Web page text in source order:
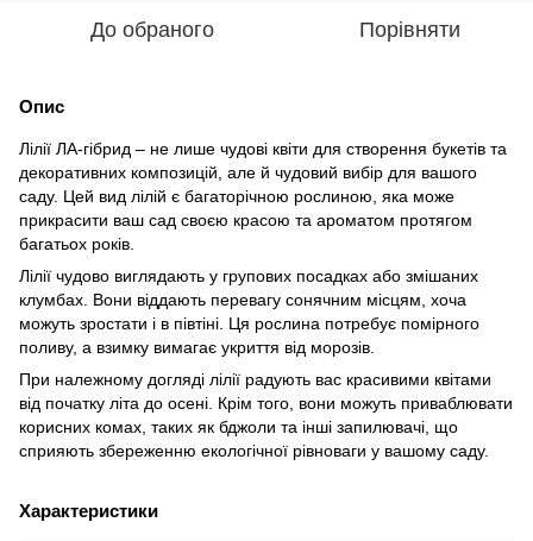
До обраного Порівняти
Опис
Лілії ЛА-гібрид – не лише чудові квіти для створення букетів та
декоративних композицій, але й чудовий вибір для вашого
саду. Цей вид лілій є багаторічною рослиною, яка може
прикрасити ваш сад своєю красою та ароматом протягом
багатьох років.
Лілії чудово виглядають у групових посадках або змішаних
клумбах. Вони віддають перевагу сонячним місцям, хоча
можуть зростати і в півтіні. Ця рослина потребує помірного
поливу, а взимку вимагає укриття від морозів.
При належному догляді лілії радують вас красивими квітами
від початку літа до осені. Крім того, вони можуть приваблювати
корисних комах, таких як бджоли та інші запилювачі, що
сприяють збереженню екологічної рівноваги у вашому саду.
Характеристики